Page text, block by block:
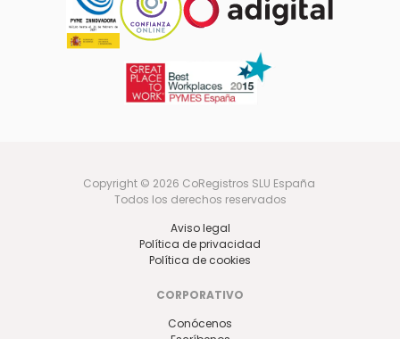
Copyright © 2026 CoRegistros SLU España
Todos los derechos reservados
Aviso legal
Política de privacidad
Política de cookies
CORPORATIVO
Conócenos